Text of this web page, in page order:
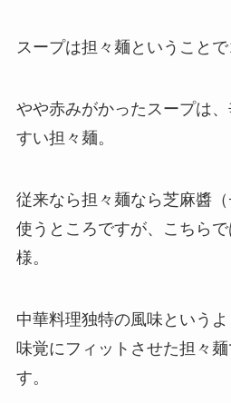
スープは担々麺ということで
やや赤みがかったスープは
すい担々麺。
従来なら担々麺なら芝麻醬
使うところですが、こちら
様。
中華料理独特の風味という
味覚にフィットさせた担々
す。